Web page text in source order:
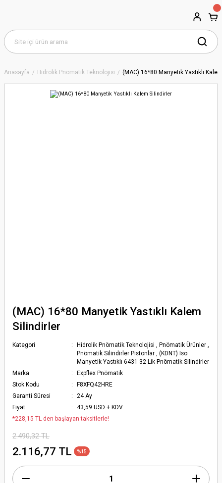
Anasayfa Hidrolik Pnömatik Teknolojisi (MAC) 16*80 Manyetik Yastıklı
(MAC) 16*80 Manyetik Yastıklı Kalem
Silindirler
Kategori Hidrolik Pnömatik Teknolojisi , Pnömatik Ürünler ,
Pnömatik Silindirler Pistonlar ,(KDNT) Iso
Manyetik Yastıklı 6431 32 Lik Pnömatik Silindirler
Marka
Expflex Pnömatik
Stok Kodu
F8XFQ42HRE
Garanti Süresi
24 Ay
Fiyat
43,59 USD + KDV
*228,15 TL den başlayan taksitlerle!
2.490,32 TL
2.116,77 TL %15